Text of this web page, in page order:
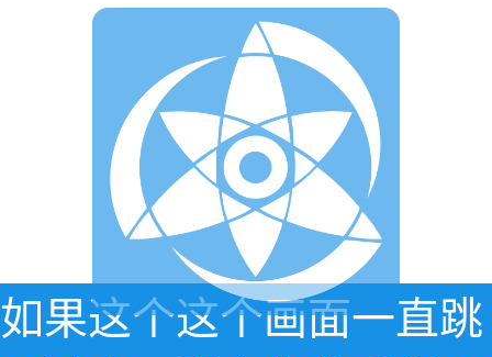
如果这个这个画面一直跳